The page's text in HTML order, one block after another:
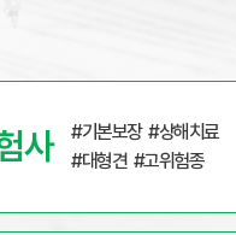
사 #기본보장 #상해치료
#대형견 #고위험종
을 줄이기 위해 메리츠화재